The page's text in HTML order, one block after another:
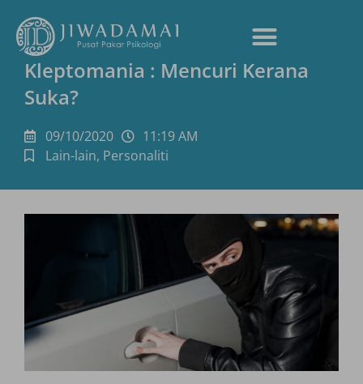
Kleptomania : Mencuri Kerana
Suka?
09/10/2020
11:19 AM
Lain-lain, Personaliti